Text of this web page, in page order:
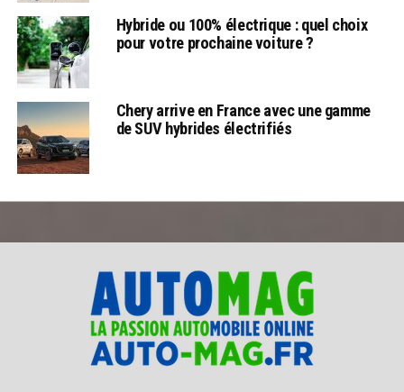
Hybride ou 100% électrique : quel choix
pour votre prochaine voiture ?
Chery arrive en France avec une gamme
de SUV hybrides électrifiés